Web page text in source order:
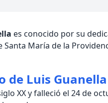
es conocido por su
Santa María de la
de Luis Guanella
XX y falleció el 24 de